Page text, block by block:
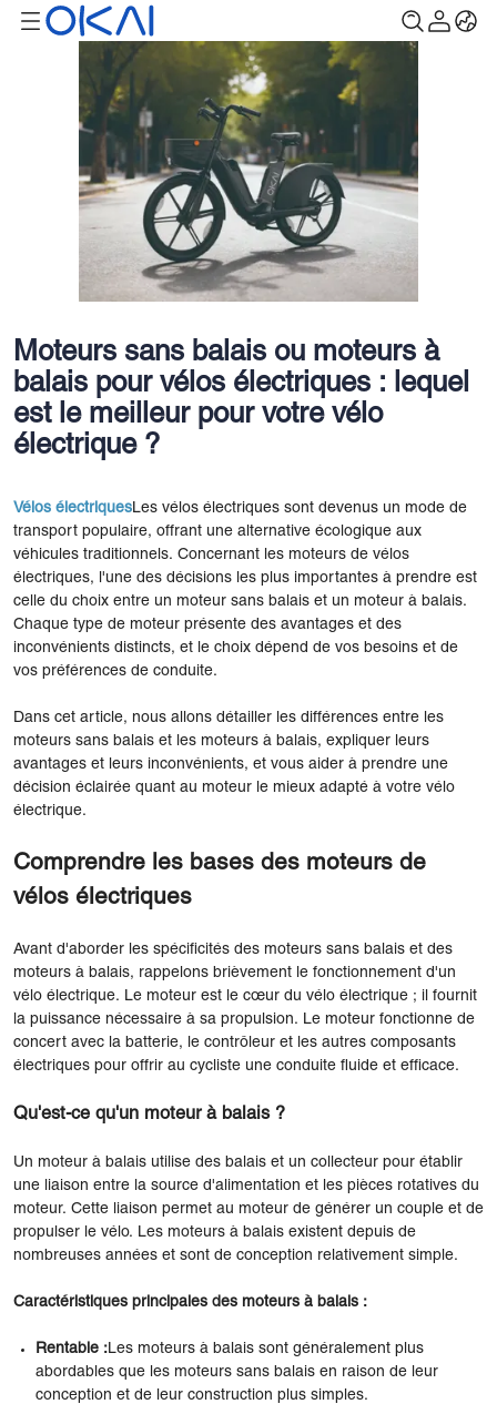
Moteurs sans balais ou moteurs à
balais pour vélos électriques : lequel
est le meilleur pour votre vélo
électrique ?
Vélos électriquesLes vélos électriques sont devenus un mode de
transport populaire, offrant une alternative écologique aux
véhicules traditionnels. Concernant les moteurs de vélos
électriques, l'une des décisions les plus importantes à prendre est
celle du choix entre un moteur sans balais et un moteur à balais.
Chaque type de moteur présente des avantages et des
inconvénients distincts, et le choix dépend de vos besoins et de
vos préférences de conduite.
Dans cet article, nous allons détailler les différences entre les
moteurs sans balais et les moteurs à balais, expliquer leurs
avantages et leurs inconvénients, et vous aider à prendre une
décision éclairée quant au moteur le mieux adapté à votre vélo
électrique.
Comprendre les bases des moteurs de
vélos électriques
Avant d'aborder les spécificités des moteurs sans balais et des
moteurs à balais, rappelons brièvement le fonctionnement d'un
vélo électrique. Le moteur est le cœur du vélo électrique ; il fournit
la puissance nécessaire à sa propulsion. Le moteur fonctionne de
concert avec la batterie, le contrôleur et les autres composants
électriques pour offrir au cycliste une conduite fluide et efficace.
Qu'est-ce qu'un moteur à balais ?
Un moteur à balais utilise des balais et un collecteur pour établir
une liaison entre la source d'alimentation et les pièces rotatives du
moteur. Cette liaison permet au moteur de générer un couple et de
propulser le vélo. Les moteurs à balais existent depuis de
nombreuses années et sont de conception relativement simple.
Caractéristiques principales des moteurs à balais :
Rentable :Les moteurs à balais sont généralement plus
abordables que les moteurs sans balais en raison de leur
conception et de leur construction plus simples.